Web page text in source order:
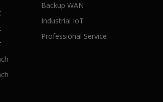
Backup WAN
Industrial IoT
Professional Service